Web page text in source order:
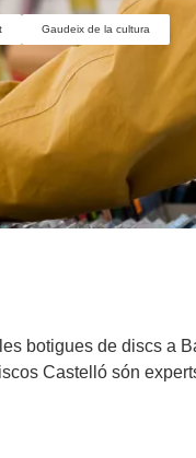
Gaudeix de la cultura
botigues de discs a
Castelló són